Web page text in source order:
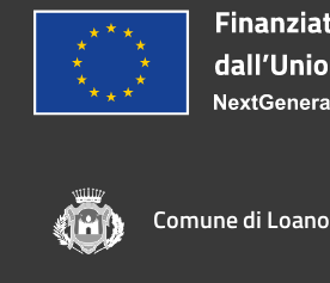
Comune di Loano